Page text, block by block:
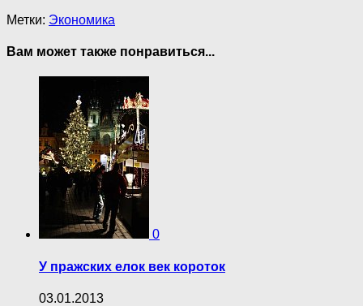
Метки: Экономика
Вам может также понравиться...
0
У пражских елок век короток
03.01.2013